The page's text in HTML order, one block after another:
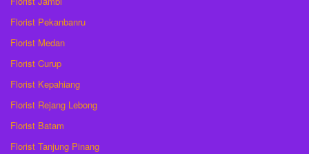
Florist Pekanbanru
Florist Medan
Florist Curup
Florist Kepahiang
Florist Rejang Lebong
Florist Batam
Florist Tanjung Pinang